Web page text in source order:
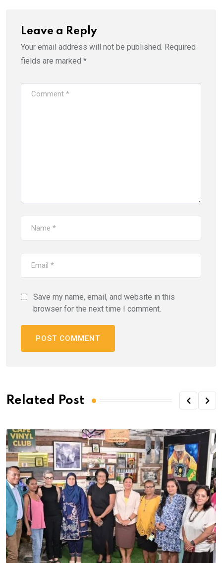
Leave a Reply
Your email address will not be published. Required
fields are marked *
Save my name, email, and website in this
browser for the next time I comment.
Related Post